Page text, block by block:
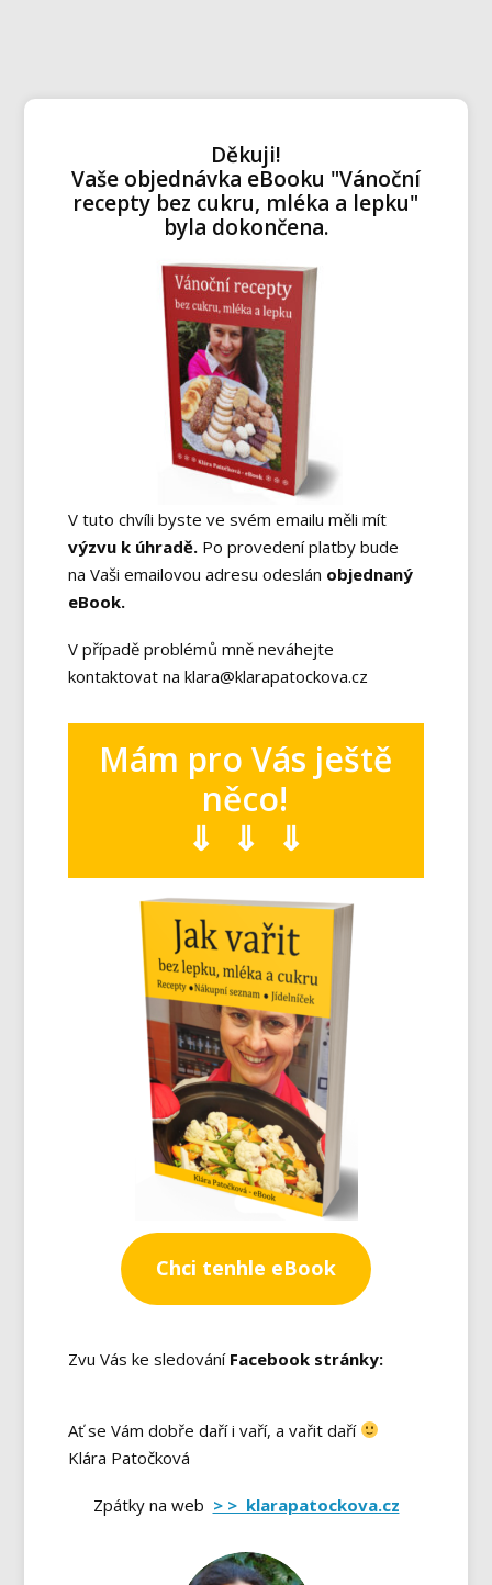
Děkuji!
Vaše objednávka eBooku "Vánoční
recepty bez cukru, mléka a lepku"
byla dokončena.
V tuto chvíli byste ve svém emailu měli mít
výzvu k úhradě. Po provedení platby bude
na Vaši emailovou adresu odeslán objednaný
eBook.
V případě problémů mně neváhejte
kontaktovat na klara@klarapatockova.cz
Mám pro Vás ještě
něco!
⇓ ⇓ ⇓
Chci tenhle eBook
Zvu Vás ke sledování Facebook stránky:
Ať se Vám dobře daří i vaří, a vařit daří
Klára Patočková
Zpátky na web > > klarapatockova.cz